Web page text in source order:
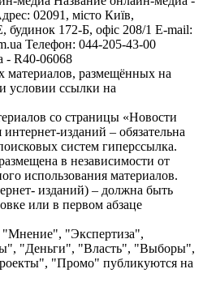
02091, місто Київ,
172-Б, офіс 208/1 E-mail:
Телефон: 044-205-43-00
- R40-06068
материалов, размещённых на
условии ссылки на
со страницы «Новости
изданий – обязательна
систем гиперссылка.
в независимости от
использования материалов.
изданий) – должна быть
или в первом абзаце
"Мнение", "Экспертиза",
"Деньги", "Власть", "Выборы",
"Промо" публикуются на